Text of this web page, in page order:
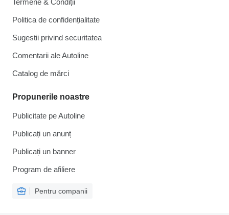
Termene & Condiții
Politica de confidențialitate
Sugestii privind securitatea
Comentarii ale Autoline
Catalog de mărcі
Propunerile noastre
Publicitate pe Autoline
Publicați un anunț
Publicați un banner
Program de afiliere
Pentru companii